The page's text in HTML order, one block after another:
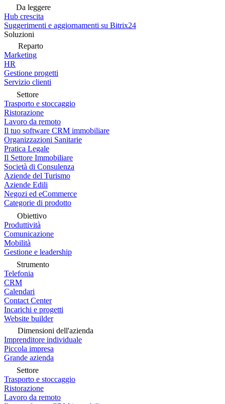
Da leggere
Hub crescita
Suggerimenti e aggiornamenti su Bitrix24
Soluzioni
Reparto
Marketing
HR
Gestione progetti
Servizio clienti
Settore
Trasporto e stoccaggio
Ristorazione
Lavoro da remoto
Il tuo software CRM immobiliare
Organizzazioni Sanitarie
Pratica Legale
Il Settore Immobiliare
Società di Consulenza
Aziende del Turismo
Aziende Edili
Negozi ed eCommerce
Categorie di prodotto
Obiettivo
Produttività
Comunicazione
Mobilità
Gestione e leadership
Strumento
Telefonia
CRM
Calendari
Contact Center
Incarichi e progetti
Website builder
Dimensioni dell'azienda
Imprenditore individuale
Piccola impresa
Grande azienda
Settore
Trasporto e stoccaggio
Ristorazione
Lavoro da remoto